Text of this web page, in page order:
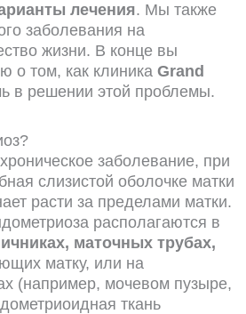
лечения. Мы также
заболевания на
жизни. В конце вы
о том, как клиника Grand
в решении этой проблемы.
заболевание, при
слизистой оболочке матки
расти за пределами матки.
располагаются в
маточных трубах,
матку, или на
(например, мочевом пузыре,
ткань